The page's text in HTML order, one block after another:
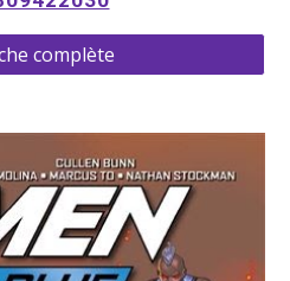
complète